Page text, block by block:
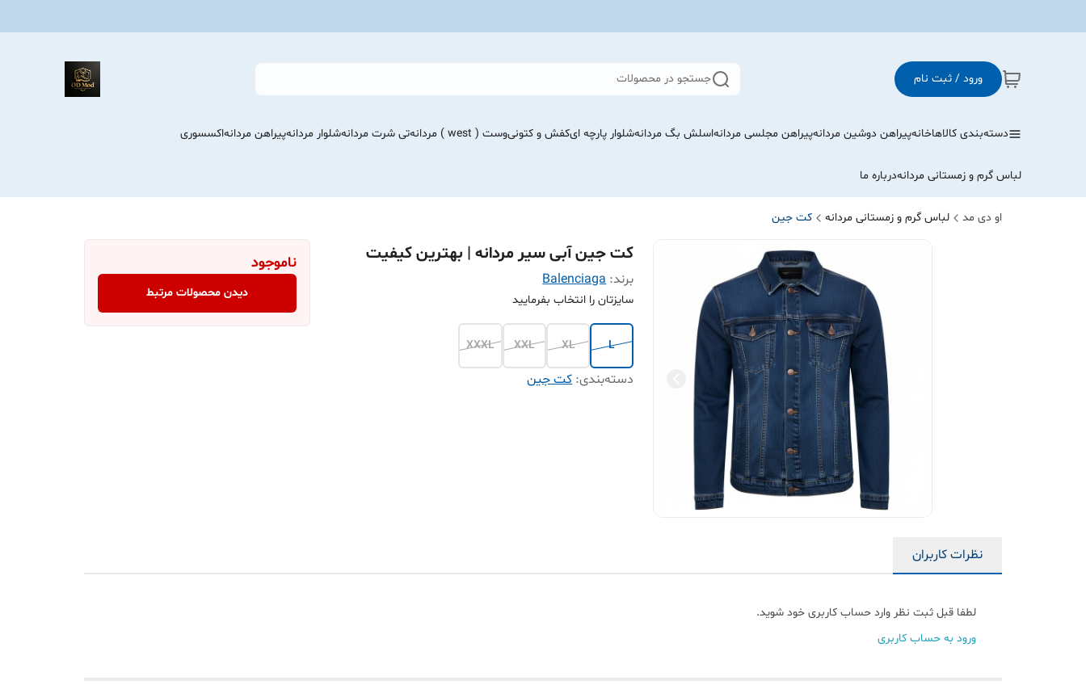
ورود / ثبت نام جستجو در محصولات
دسته‌بندی کالاهاخانهپیراهن دوشین مردانهپیراهن مجلسی مردانهاسلش بگ مردانهشلوار پارچه ایکفش و کتونیوست ( west ) مردانه تی شرت مردانهشلوار مردانهپیراهن مردانهاکسسوری
لباس گرم و زمستانی مردانهدرباره ما
او دی مد لباس گرم و زمستانی مردانه کت جین
کت جین آبی سیر مردانه | بهترین کیفیت
برند: Balenciaga
سایزتان را انتخاب بفرمایید
L
XL
XXL
XXXL
دسته‌بندی:کت جین
ناموجود
دیدن محصولات مرتبط
نظرات کاربران
لطفا قبل ثبت نظر وارد حساب کاربری خود شوید.
ورود به حساب کاربری